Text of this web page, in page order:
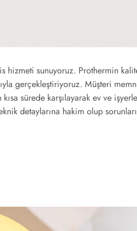
hizmeti sunuyoruz. Prothermin
gerçekleştiriyoruz. Müşteri
sürede karşılayarak ev ve
detaylarına hakim olup